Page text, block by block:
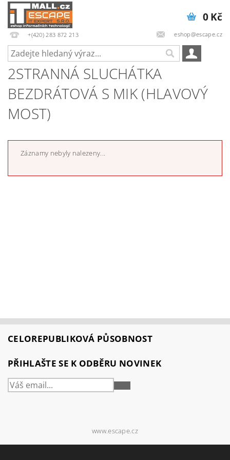
+(420) 283 872 213 eshop@escape.cz
0 Kč
2STRANNÁ SLUCHÁTKA
BEZDRÁTOVÁ S MIK (HLAVOVÝ
MOST)
Záznamy nebyly nalezeny...
CELOREPUBLIKOVÁ PŮSOBNOST
PŘIHLAŠTE SE K ODBĚRU NOVINEK
PŘIHLÁSIT
www.escape.cz